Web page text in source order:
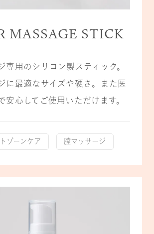
MASSAGE STICK
専用のシリコン製スティック。
に最適なサイズや硬さ。また医
安心してご使用いただけます。
ゾーンケア 腟マッサージ